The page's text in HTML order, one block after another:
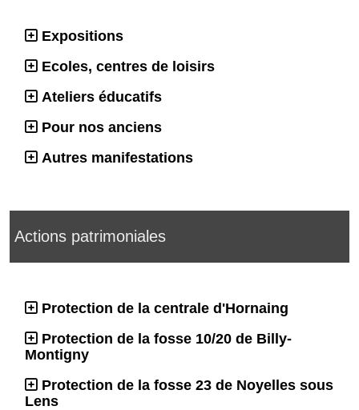
Expositions
Ecoles, centres de loisirs
Ateliers éducatifs
Pour nos anciens
Autres manifestations
Actions patrimoniales
Protection de la centrale d'Hornaing
Protection de la fosse 10/20 de Billy-
Montigny
Protection de la fosse 23 de Noyelles sous
Lens